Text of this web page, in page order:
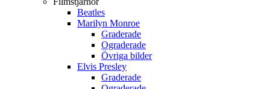
Beatles
Marilyn Monroe
Graderade
Ograderade
Övriga bilder
Elvis Presley
Graderade